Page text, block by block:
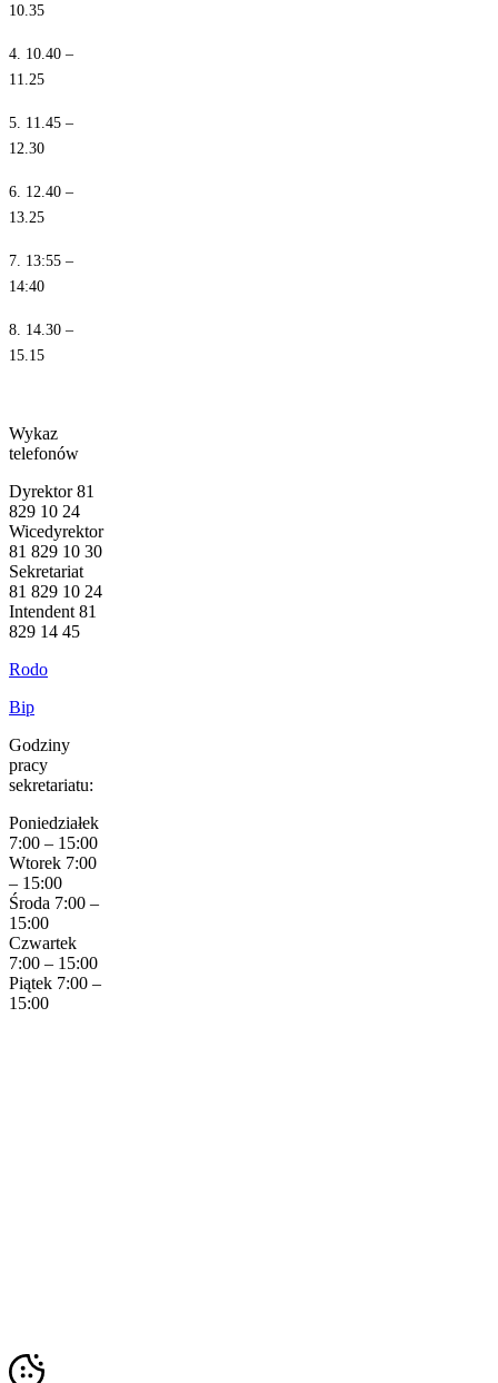
10.35
4. 10.40 –
11.25
5. 11.45 –
12.30
6. 12.40 –
13.25
7. 13:55 –
14:40
8. 14.30 –
15.15
Wykaz
telefonów
Dyrektor 81
829 10 24
Wicedyrektor
81 829 10 30
Sekretariat
81 829 10 24
Intendent 81
829 14 45
Rodo
Bip
Godziny
pracy
sekretariatu:
Poniedziałek
7:00 – 15:00
Wtorek 7:00
– 15:00
Środa 7:00 –
15:00
Czwartek
7:00 – 15:00
Piątek 7:00 –
15:00